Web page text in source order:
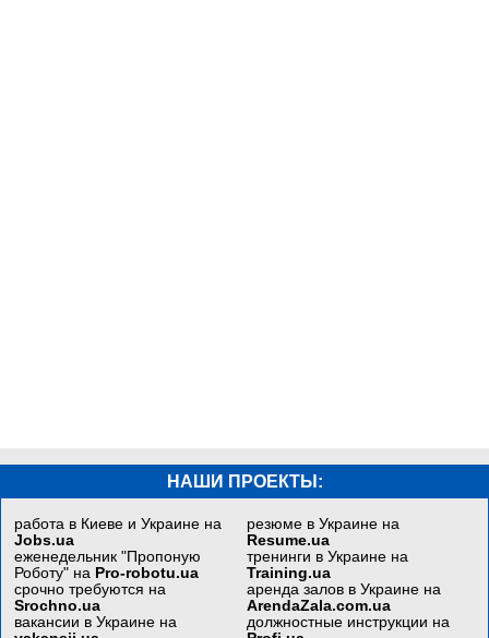
НАШИ ПРОЕКТЫ:
работа в Киеве и Украине на
Jobs.ua
еженедельник "Пропоную
Роботу" на Pro-robotu.ua
срочно требуются на
Srochno.ua
вакансии в Украине на
резюме в Украине на
Resume.ua
тренинги в Украине на
Training.ua
аренда залов в Украине на
ArendaZala.com.ua
должностные инструкции на